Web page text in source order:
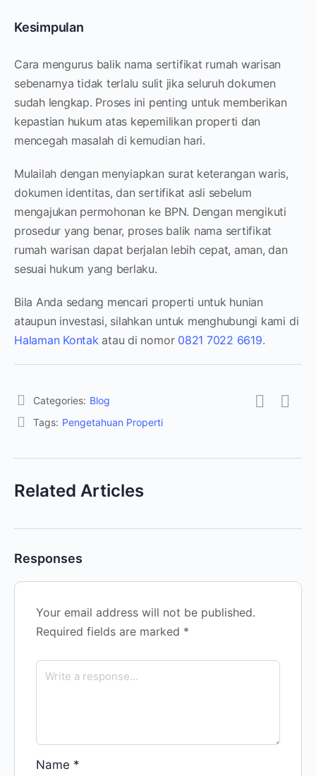
Kesimpulan
Cara mengurus balik nama sertifikat rumah warisan
sebenarnya tidak terlalu sulit jika seluruh dokumen
sudah lengkap. Proses ini penting untuk memberikan
kepastian hukum atas kepemilikan properti dan
mencegah masalah di kemudian hari.
Mulailah dengan menyiapkan surat keterangan waris,
dokumen identitas, dan sertifikat asli sebelum
mengajukan permohonan ke BPN. Dengan mengikuti
prosedur yang benar, proses balik nama sertifikat
rumah warisan dapat berjalan lebih cepat, aman, dan
sesuai hukum yang berlaku.
Bila Anda sedang mencari properti untuk hunian
ataupun investasi, silahkan untuk menghubungi kami di
Halaman Kontakatau di nomor 0821 7022 6619.
Categories: Blog
Tags: Pengetahuan Properti
Related Articles
Responses
Your email address will not be published.
Required fields are marked *
Name *